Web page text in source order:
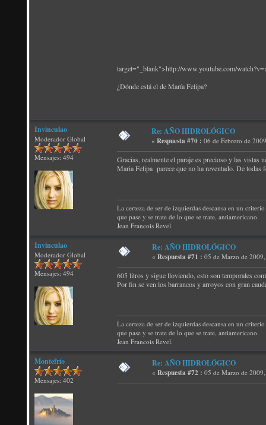
target="_blank">http://www.youtube.com/
¿Dónde está el de María Felipa?
Invinculao
Moderador Global
Mensajes: 494
Re: AÑO HIDROLÓGICO
« Respuesta #70 : 06 de Febrero de
Gracias, realmente el paraje es precioso y las vistas
Maria Felipa parece que no ha reventado. De todas
La certeza de ser de izquierdas descansa en un
que pase y se trate de lo que se trate, antiamericano.
Jean Francois Revel.
Invinculao
Moderador Global
Mensajes: 494
Re: AÑO HIDROLÓGICO
« Respuesta #71 : 05 de Marzo de
605 litros y sigue lloviendo, esto son temporales
Por fin se ven los barrancos y arroyos con gran
La certeza de ser de izquierdas descansa en un
que pase y se trate de lo que se trate, antiamericano.
Jean Francois Revel.
Montefrío
Mensajes: 402
Re: AÑO HIDROLÓGICO
« Respuesta #72 : 05 de Marzo de